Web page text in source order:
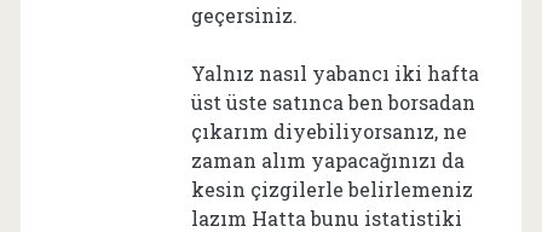
geçersiniz.
Yalnız nasıl yabancı iki hafta
üst üste satınca ben borsadan
çıkarım diyebiliyorsanız, ne
zaman alım yapacağınızı da
kesin çizgilerle belirlemeniz
lazım Hatta bunu istatistiki